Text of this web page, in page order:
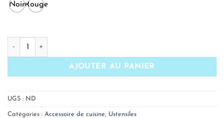
NoirRouge
quantité de Ouvre-Boîte de Conserve Manuel
AJOUTER AU PANIER
UGS : ND
Catégories : Accessoire de cuisine Ustensiles